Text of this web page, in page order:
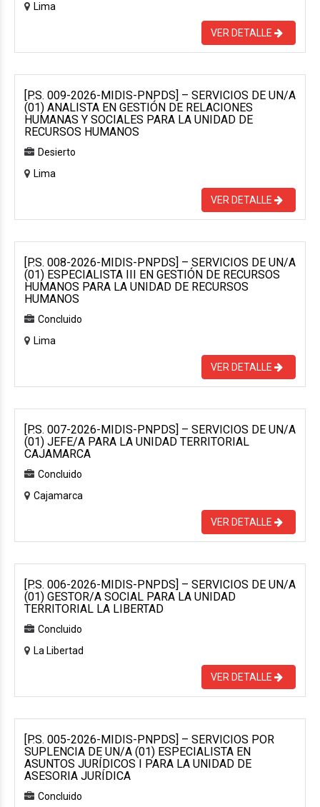
Lima
VER DETALLE
[P.S. 009-2026-MIDIS-PNPDS] – SERVICIOS DE UN/A
(01) ANALISTA EN GESTIÓN DE RELACIONES
HUMANAS Y SOCIALES PARA LA UNIDAD DE
RECURSOS HUMANOS
Desierto
Lima
VER DETALLE
[P.S. 008-2026-MIDIS-PNPDS] – SERVICIOS DE UN/A
(01) ESPECIALISTA III EN GESTIÓN DE RECURSOS
HUMANOS PARA LA UNIDAD DE RECURSOS
HUMANOS
Concluido
Lima
VER DETALLE
[P.S. 007-2026-MIDIS-PNPDS] – SERVICIOS DE UN/A
(01) JEFE/A PARA LA UNIDAD TERRITORIAL
CAJAMARCA
Concluido
Cajamarca
VER DETALLE
[P.S. 006-2026-MIDIS-PNPDS] – SERVICIOS DE UN/A
(01) GESTOR/A SOCIAL PARA LA UNIDAD
TERRITORIAL LA LIBERTAD
Concluido
La Libertad
VER DETALLE
[P.S. 005-2026-MIDIS-PNPDS] – SERVICIOS POR
SUPLENCIA DE UN/A (01) ESPECIALISTA EN
ASUNTOS JURÍDICOS I PARA LA UNIDAD DE
ASESORIA JURÍDICA
Concluido